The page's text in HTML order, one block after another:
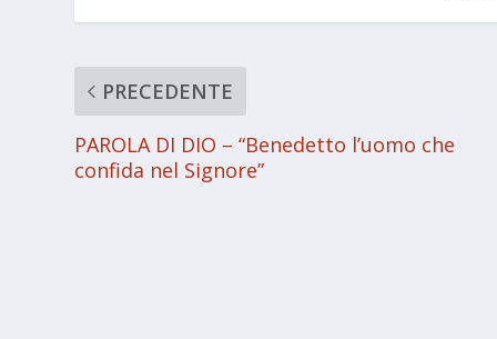
PRECEDENTE
PAROLA DI DIO – “Benedetto l’uomo che
confida nel Signore”